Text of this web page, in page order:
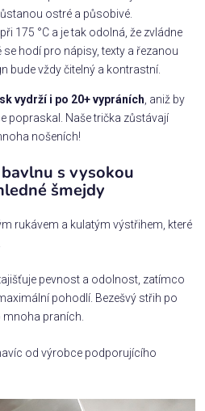
ostré a působivé.
175 °C a je tak odolná, že zvládne
se hodí pro nápisy, texty a řezanou
bude vždy čitelný a kontrastní.
vydrží i po 20+ vypráních, aniž by
popraskal. Naše trička zůstávají
nošeních!
s vysokou
šmejdy
rukávem a kulatým výstřihem, které
pevnost a odolnost, zatímco
pohodlí. Bezešvý střih po
praních.
od výrobce podporujícího